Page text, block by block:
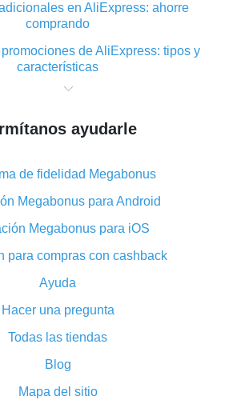
en AliExpress: ahorre
comprando
de AliExpress: tipos y
características
«cashback» en AliExpress:
la aplicación de reembolso en
el complemento de reembolso de
y cuáles son sus ventajas
la aplicación móvil de AliExpress:
del complemento
ha sido cancelado en AliExpress!
reembolso en AliExpress: manual
corto
del funcionamiento de reembolso
y qué ventaja ofrece
ayudarle
de fidelidad Megabonus
Megabonus para Android
Megabonus para iOS
para compras con cashback
Ayuda
Hacer una pregunta
Todas las tiendas
Blog
Mapa del sitio